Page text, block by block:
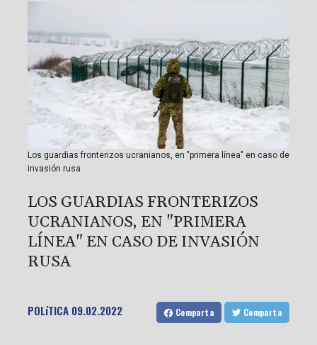
Los guardias fronterizos ucranianos, en "primera línea" en caso de
invasión rusa
LOS GUARDIAS FRONTERIZOS
UCRANIANOS, EN "PRIMERA
LÍNEA" EN CASO DE INVASIÓN
RUSA
POLíTICA 09.02.2022 Comparta Comparta